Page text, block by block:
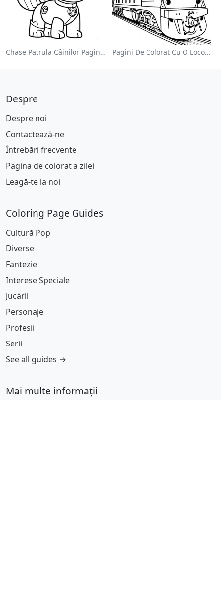
Chase Patrula Câinilor Pagina De Colorat Pagini De Colorat Cu O Locomotivă Colorată
Despre
Despre noi
Contactează-ne
Întrebări frecvente
Pagina de colorat a zilei
Leagă-te la noi
Coloring Page Guides
Cultură Pop
Diverse
Fantezie
Interese Speciale
Jucării
Personaje
Profesii
Serii
See all guides →
Mai multe informații